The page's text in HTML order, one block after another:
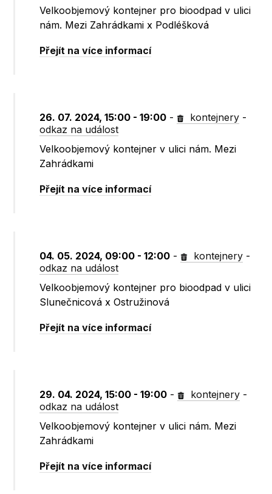
Velkoobjemový kontejner pro bioodpad v ulici
nám. Mezi Zahrádkami x Podléšková
Přejít na více informací
26. 07. 2024, 15:00 - 19:00 - kontejnery -
odkaz na událost
Velkoobjemový kontejner v ulici nám. Mezi
Zahrádkami
Přejít na více informací
04. 05. 2024, 09:00 - 12:00 - kontejnery -
odkaz na událost
Velkoobjemový kontejner pro bioodpad v ulici
Slunečnicová x Ostružinová
Přejít na více informací
29. 04. 2024, 15:00 - 19:00 - kontejnery -
odkaz na událost
Velkoobjemový kontejner v ulici nám. Mezi
Zahrádkami
Přejít na více informací